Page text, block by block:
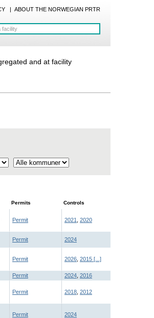
| ABOUT THE NORWEGIAN PRTR
and at facility
Permits Controls
Permit 2021 2020
Permit 2024
Permit 2026 2015 [...]
Permit 2024 2016
Permit 2018 2012
Permit 2024